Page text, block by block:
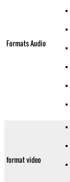
Formats Audio
format video